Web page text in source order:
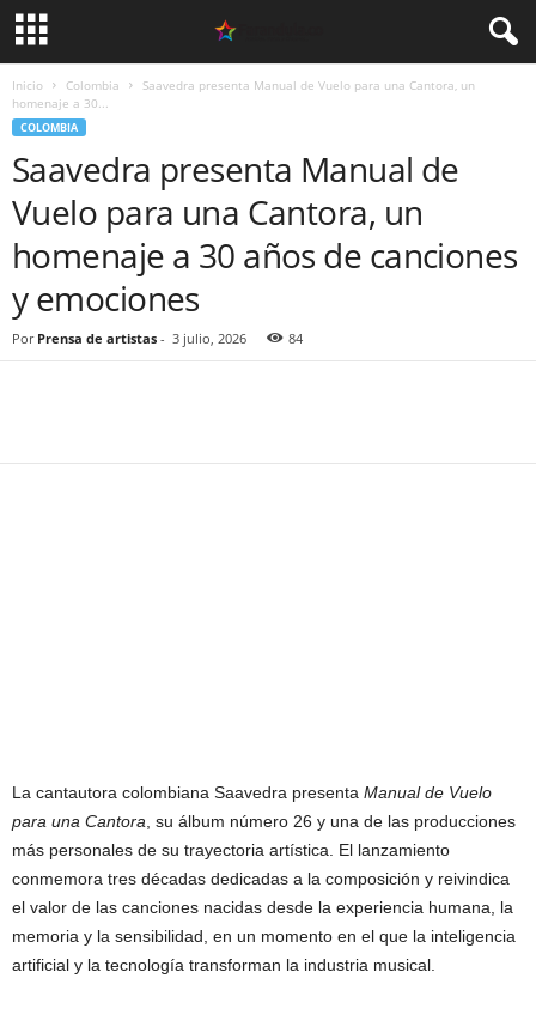
Inicio Colombia
Saavedra presenta Manual de Vuelo para una Cantora, un
homenaje a 30...
COLOMBIA
Saavedra presenta Manual de
Vuelo para una Cantora, un
homenaje a 30 años de canciones
y emociones
Por Prensa de artistas - 3 julio, 2026 84
La cantautora colombiana Saavedra presenta Manual de Vuelo
para una Cantora, su álbum número 26 y una de las producciones
más personales de su trayectoria artística. El lanzamiento
conmemora tres décadas dedicadas a la composición y reivindica
el valor de las canciones nacidas desde la experiencia humana, la
memoria y la sensibilidad, en un momento en el que la inteligencia
artificial y la tecnología transforman la industria musical.